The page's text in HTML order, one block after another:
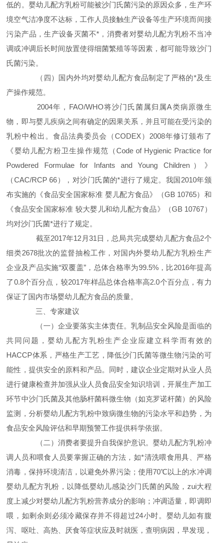
低的。婴幼儿配方乳粉可能被沙门氏菌污染的原因众多，生产环
境空气洁净度不达标，工作人员接触生产设备等生产环境而间接
污染产品，生产设备灭菌不*，消费者对婴幼儿配方乳粉不当冲
调或冲调后长时间放置使得细菌繁殖等等因素，都可能导致沙门
氏菌污染。
（四）国内外均对婴幼儿配方食品制定了严格的*及生
产操作规范。
2004年，FAO/WHO将沙门氏菌属归属A类病原微生
物，即与婴儿疾病之间有确定的因果关系，并且可能在受污染的
乳粉中检出。食品法典委员会（CODEX）2008年修订颁布了
《婴幼儿配方粉卫生操作规范（Code of Hygienic Practice for
Powdered Formulae for Infants and Young Children）》
（CAC/RCP 66），对沙门氏菌的*进行了规定。我国2010年颁
布实施的《食品安全国家标准 婴儿配方食品》（GB 10765）和
《食品安全国家标准 较大婴儿和幼儿配方食品》（GB 10767）
均对沙门氏菌*进行了规定。
截至2017年12月31日，总局共完成婴幼儿配方食品2个
细类2678批次的监督抽检工作，对国内外婴幼儿配方乳粉生产
企业及产品实施“双覆盖”，总体合格率为99.5%，比2016年提高
了0.8个百分点，较2017年样品总体合格率高2.0个百分点，有力
保证了国内市场婴幼儿配方食品的质量。
三、专家建议
（一）企业要落实主体责任。乳制品安全风险是面临的
共同问题，婴幼儿配方乳粉生产企业应建立科学而有效的
HACCP体系，严格生产工艺，降低沙门氏菌等微生物污染的可
能性，提供安全的原料和产品。同时，建议企业定期对从业人员
进行健康检查并加强从业人员食品安全知识培训，开展生产加工
环节中沙门氏菌及其他肠杆菌科微生物（如克罗诺杆菌）的风险
监测，分析婴幼儿配方乳粉中致病微生物的污染水平和趋势，为
食品安全风险评估和早期预警工作提供科学依据。
（二）消费者要提升自我保护意识。婴幼儿配方乳粉冲
调人员和喂食人员要掌握正确的方法，如*清洗喂食用具、严格
消毒，保持环境清洁，以避免外界污染；使用70℃以上的水冲调
婴幼儿配方乳粉，以降低婴幼儿感染沙门氏菌的风险，zui大程
度上减少对婴幼儿配方乳粉营养成分的影响；冲调适量，即调即
喂，如剩余则必须冷藏保存并不得超过24小时。婴幼儿如有腹
泻、呕吐、高热、厌食等症状应及时就医，查明病因，早发现，